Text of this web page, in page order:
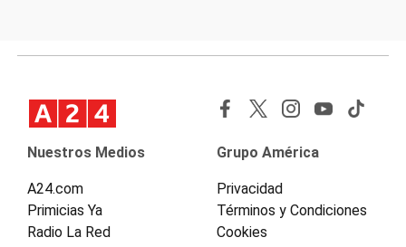
Nuestros Medios
A24.com
Primicias Ya
Radio La Red
Grupo América
Privacidad
Términos y Condiciones
Cookies